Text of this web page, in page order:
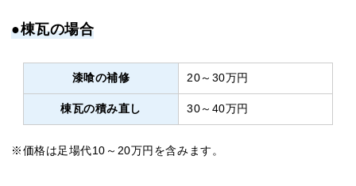
●棟瓦の場合
漆喰の補修 20～30万円
棟瓦の積み直し 30～40万円
※価格は足場代10～20万円を含みます。